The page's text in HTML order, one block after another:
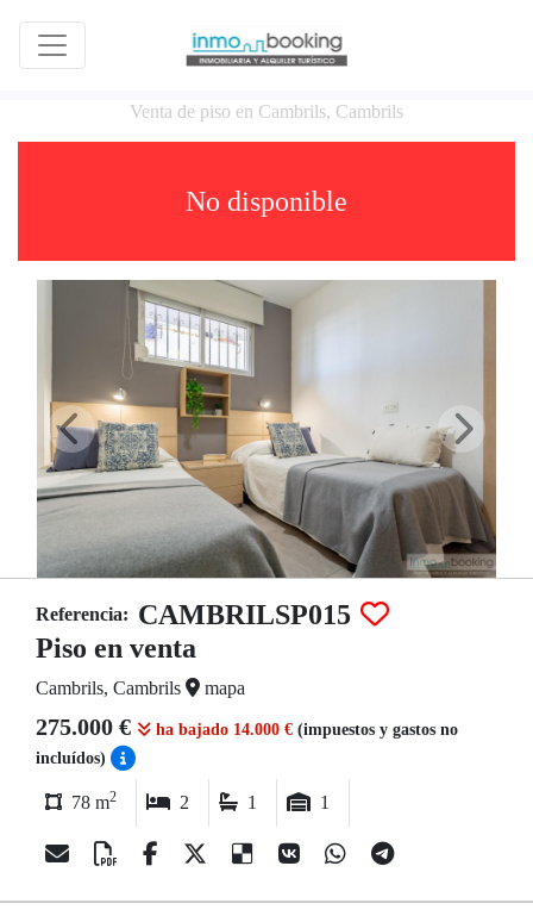
Venta de piso en Cambrils, Cambrils
No disponible
Referencia: CAMBRILSP015
Piso en venta
Cambrils, Cambrils mapa
275.000 € ha bajado 14.000 € (impuestos y gastos no
incluídos)
78 m2 2 1 1